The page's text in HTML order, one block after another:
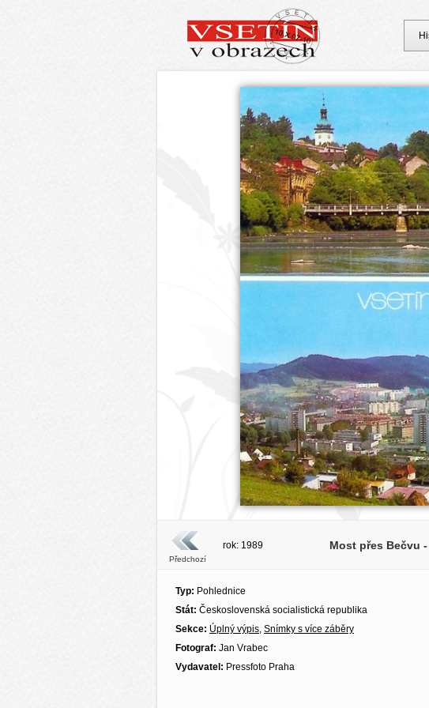
Předchozí
rok: 1989 Most přes Bečvu
Typ: Pohlednice
Stát: Československá socialistická republika
Sekce: Úplný výpis, Snímky s více záběry
Fotograf: Jan Vrabec
Vydavatel: Pressfoto Praha